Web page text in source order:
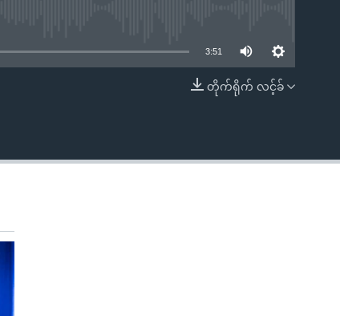
EMBED
3:51
တိုက်ရိုက် လင့်ခ်